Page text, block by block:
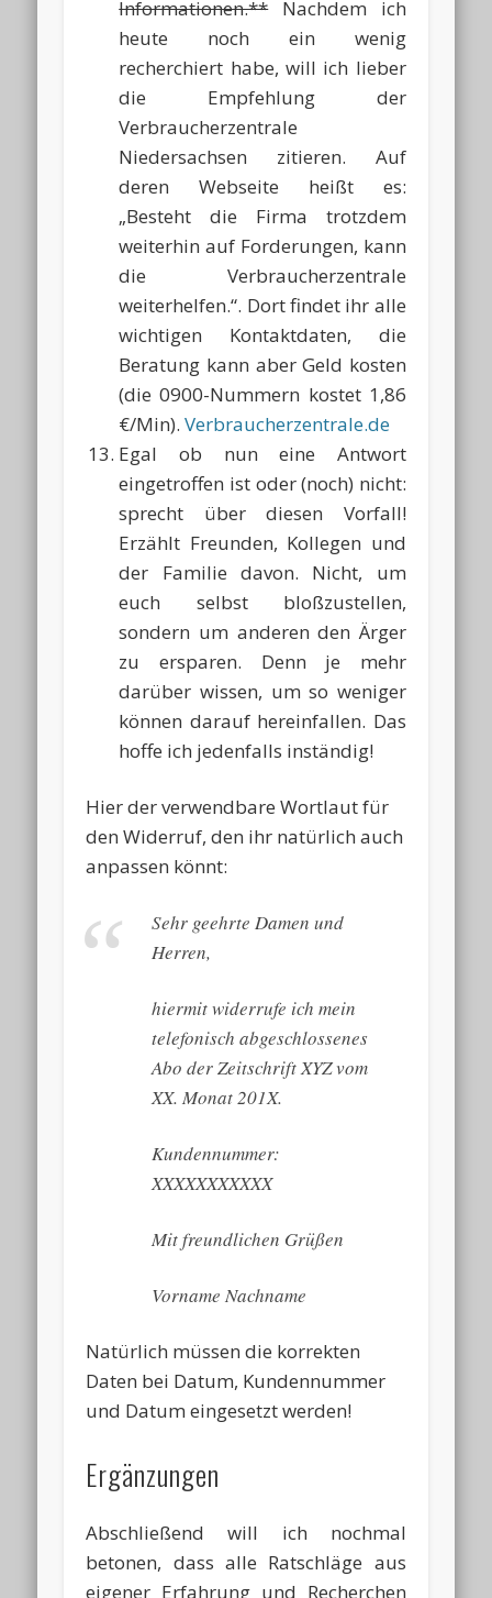
Informationen.**Nachdem ich
heute noch ein wenig
recherchiert habe, will ich lieber
die Empfehlung der
Verbraucherzentrale
Niedersachsen zitieren. Auf
deren Webseite heißt es:
„Besteht die Firma trotzdem
weiterhin auf Forderungen, kann
die Verbraucherzentrale
weiterhelfen.“. Dort findet ihr alle
wichtigen Kontaktdaten, die
Beratung kann aber Geld kosten
(die 0900-Nummern kostet 1,86
€/Min).Verbraucherzentrale.de
Egal ob nun eine Antwort
eingetroffen ist oder (noch) nicht:
sprecht über diesen Vorfall!
Erzählt Freunden, Kollegen und
der Familie davon. Nicht, um
euch selbst bloßzustellen,
sondern um anderen den Ärger
zu ersparen. Denn je mehr
darüber wissen, um so weniger
können darauf hereinfallen. Das
hoffe ich jedenfalls inständig!
Hier der verwendbare Wortlaut für
den Widerruf, den ihr natürlich auch
anpassen könnt:
Sehr geehrte Damen und
Herren,
hiermit widerrufe ich mein
telefonisch abgeschlossenes
Abo der Zeitschrift XYZ vom
XX. Monat 201X.
Kundennummer:
XXXXXXXXXXX
Mit freundlichen Grüßen
Vorname Nachname
Natürlich müssen die korrekten
Daten bei Datum, Kundennummer
und Datum eingesetzt werden!
Ergänzungen
Abschließend will ich nochmal
betonen, dass alle Ratschläge aus
eigener Erfahrung und Recherchen